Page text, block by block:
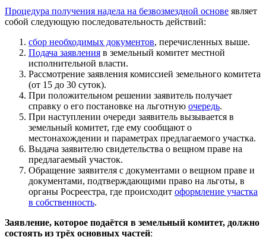
Процедура получения надела на безвозмездной основе являет
собой следующую последовательность действий:
сбор необходимых документов, перечисленных выше.
Подача заявления в земельный комитет местной
исполнительной власти.
Рассмотрение заявления комиссией земельного комитета
(от 15 до 30 суток).
При положительном решении заявитель получает
справку о его постановке на льготную очередь.
При наступлении очереди заявитель вызывается в
земельный комитет, где ему сообщают о
местонахождении и параметрах предлагаемого участка.
Выдача заявителю свидетельства о вещном праве на
предлагаемый участок.
Обращение заявителя с документами о вещном праве и
документами, подтверждающими право на льготы, в
органы Росреестра, где происходит оформление участка
в собственность.
Заявление, которое подаётся в земельный комитет, должно
состоять из трёх основных частей: